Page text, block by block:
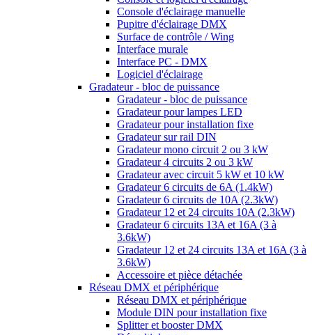
Console d'éclairage manuelle
Pupitre d'éclairage DMX
Surface de contrôle / Wing
Interface murale
Interface PC - DMX
Logiciel d'éclairage
Gradateur - bloc de puissance
Gradateur - bloc de puissance
Gradateur pour lampes LED
Gradateur pour installation fixe
Gradateur sur rail DIN
Gradateur mono circuit 2 ou 3 kW
Gradateur 4 circuits 2 ou 3 kW
Gradateur avec circuit 5 kW et 10 kW
Gradateur 6 circuits de 6A (1.4kW)
Gradateur 6 circuits de 10A (2.3kW)
Gradateur 12 et 24 circuits 10A (2.3kW)
Gradateur 6 circuits 13A et 16A (3 à
3.6kW)
Gradateur 12 et 24 circuits 13A et 16A (3 à
3.6kW)
Accessoire et pièce détachée
Réseau DMX et périphérique
Réseau DMX et périphérique
Module DIN pour installation fixe
Splitter et booster DMX